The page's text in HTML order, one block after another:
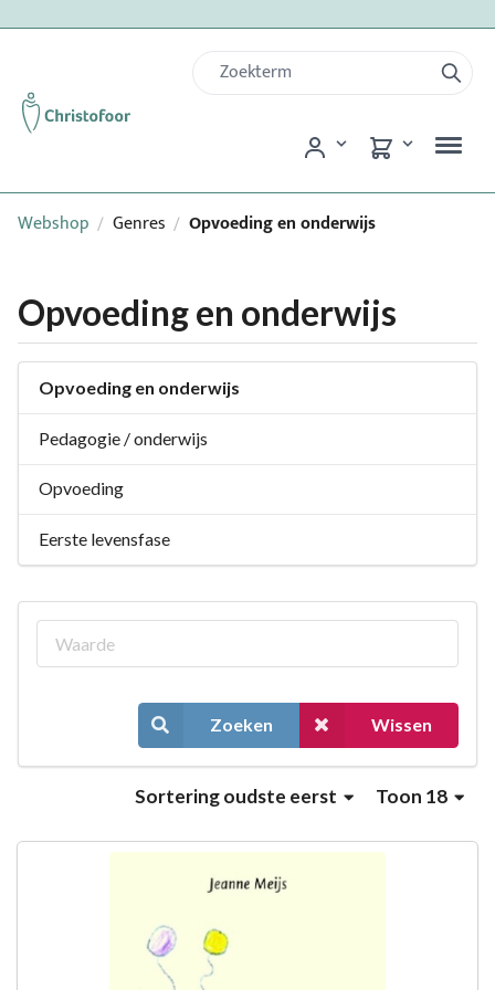
Webshop / Genres / Opvoeding en onderwijs
Opvoeding en onderwijs
Opvoeding en onderwijs
Pedagogie / onderwijs
Opvoeding
Eerste levensfase
Zoeken Wissen
Toon 18
Sorteringoudste eerst